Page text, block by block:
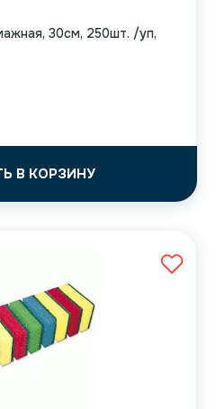
30см, 250шт. /уп,
В КОРЗИНУ